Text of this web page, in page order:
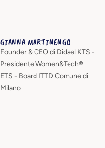
GIANNA MARTINENGO
Founder & CEO di Didael KTS -
Presidente Women&Tech®
ETS - Board ITTD Comune di
Milano